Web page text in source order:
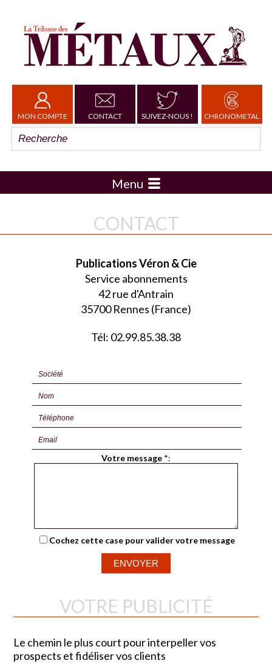
MON COMPTE CONTACT SUIVEZ-NOUS ! CHRONOMETAL
Menu
CONTACT
Publications Véron & Cie
Service abonnements
42 rue d'Antrain
35700 Rennes (France)
Tél: 02.99.85.38.38
Votre message *:
Cochez cette case pour valider votre message
VOTRE PUBLICITÉ
Le chemin le plus court pour interpeller vos
prospects et fidéliser vos clients